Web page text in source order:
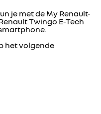
je met de My Renault-
Twingo E-Tech
het volgende